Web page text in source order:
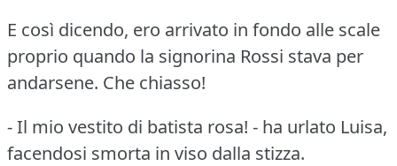
E così dicendo, ero arrivato in fondo alle scale
proprio quando la signorina Rossi stava per
andarsene. Che chiasso!
- Il mio vestito di batista rosa! - ha urlato Luisa,
facendosi smorta in viso dalla stizza.